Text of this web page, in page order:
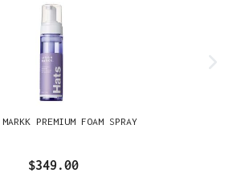
PREMIUM FOAM SPRAY
$349.00